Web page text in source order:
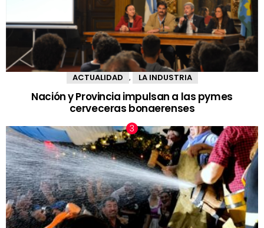
ACTUALIDAD , LA INDUSTRIA
Nación y Provincia impulsan a las pymes
cerveceras bonaerenses